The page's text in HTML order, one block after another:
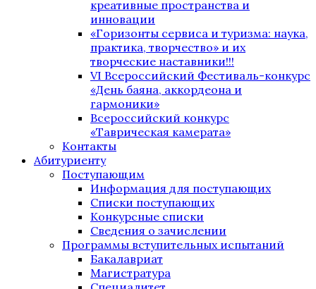
креативные пространства и
инновации
«Горизонты сервиса и туризма: наука,
практика, творчество» и их
творческие наставники!!!
VI Всероссийский Фестиваль-конкурс
«День баяна, аккордеона и
гармоники»
Всероссийский конкурс
«Таврическая камерата»
Контакты
Абитуриенту
Поступающим
Информация для поступающих
Списки поступающих
Конкурсные списки
Сведения о зачислении
Программы вступительных испытаний
Бакалавриат
Магистратура